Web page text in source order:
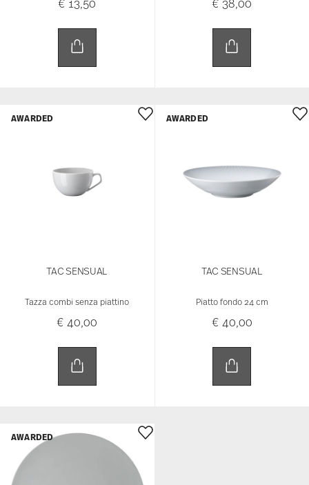
TAC SENSUAL
Tazza combi senza piattino
€ 40,00
AWARDED
TAC SENSUAL
Piatto fondo 24 cm
€ 40,00
AWARDED
AWARDED